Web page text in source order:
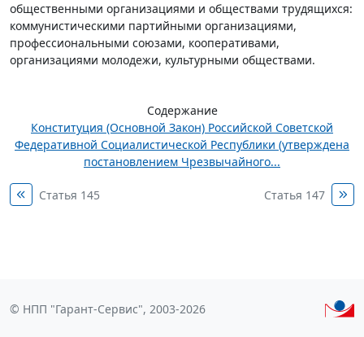
общественными организациями и обществами трудящихся:
коммунистическими партийными организациями,
профессиональными союзами, кооперативами,
организациями молодежи, культурными обществами.
Содержание
Конституция (Основной Закон) Российской Советской
Федеративной Социалистической Республики (утверждена
постановлением Чрезвычайного...
Статья 145 Статья 147
© НПП "Гарант-Сервис", 2003-2026